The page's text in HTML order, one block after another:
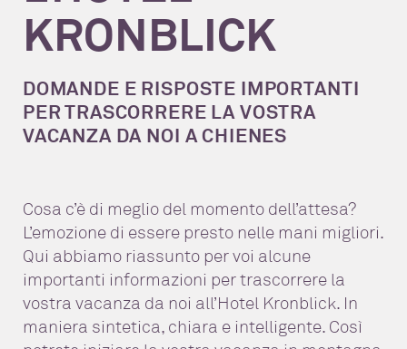
KRONBLICK
DOMANDE E RISPOSTE IMPORTANTI
PER TRASCORRERE LA VOSTRA
VACANZA DA NOI A CHIENES
Cosa c’è di meglio del momento dell’attesa?
L’emozione di essere presto nelle mani migliori.
Qui abbiamo riassunto per voi alcune
importanti informazioni per trascorrere la
vostra vacanza da noi all’Hotel Kronblick. In
maniera sintetica, chiara e intelligente. Così